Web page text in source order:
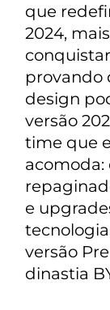
que
2024,
provando
design
versão
time que
e
versão
dinastia